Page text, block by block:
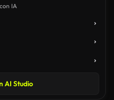
IA
AI Studio